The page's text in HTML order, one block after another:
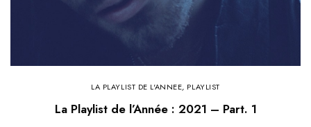
LA PLAYLIST DE L'ANNEE, PLAYLIST
La Playlist de l’Année : 2021 – Part. 1